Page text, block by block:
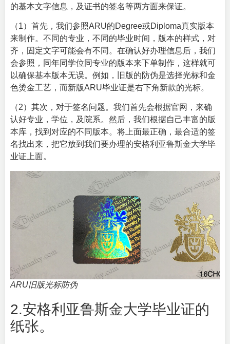
的基本文字信息，及证书的签名等两方面来保证。
（1）首先，我们参照ARU的Degree或Diploma真实版本
来制作。不同的专业，不同的毕业时间，版本的样式，对
齐，固定文字可能会有不同。在确认好办理信息后，我们
会参照，同年同学位同专业的版本来下单制作，这样就可
以确保基本版本无误。例如，旧版的防伪是选择光标和金
色烫金工艺，而新版ARU毕业证是右下角新款的光标。
（2）其次，对于签名问题。我们首先会根据官网，来确
认好专业，学位，及院系。然后，我们根据自己丰富的版
本库，找到对应的不同版本。将上面最正确，最合适的签
名找出来，把它放到我们要办理的安格利亚鲁斯金大学毕
业证上面。
ARU旧版光标防伪
2.安格利亚鲁斯金大学毕业证的
纸张。